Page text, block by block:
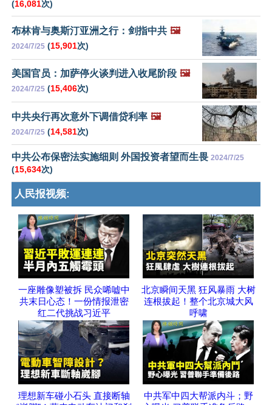
(16,081次)
布林肯与奥斯汀亚洲之行：剑指中共 🖼️
2024/7/25 (15,901次)
美国官员：加萨停火谈判进入收尾阶段 🖼️
2024/7/25 (15,406次)
中共央行再次意外下调借贷利率 🖼️
2024/7/25 (14,581次)
中共公布保密法实施细则 外国投资者望而生畏 2024/7/25
(15,634次)
人民报视频:
一座雕像塑被拆 民众唏嘘中
共末日心态！一份情报泄密
红二代挑战习近平
北京瞬间天黑 狂风暴雨 大树
连根拔起！整个北京城大风
呼啸
理想新车碰小石头 直接断轴
中共军中四大帮派内斗；野